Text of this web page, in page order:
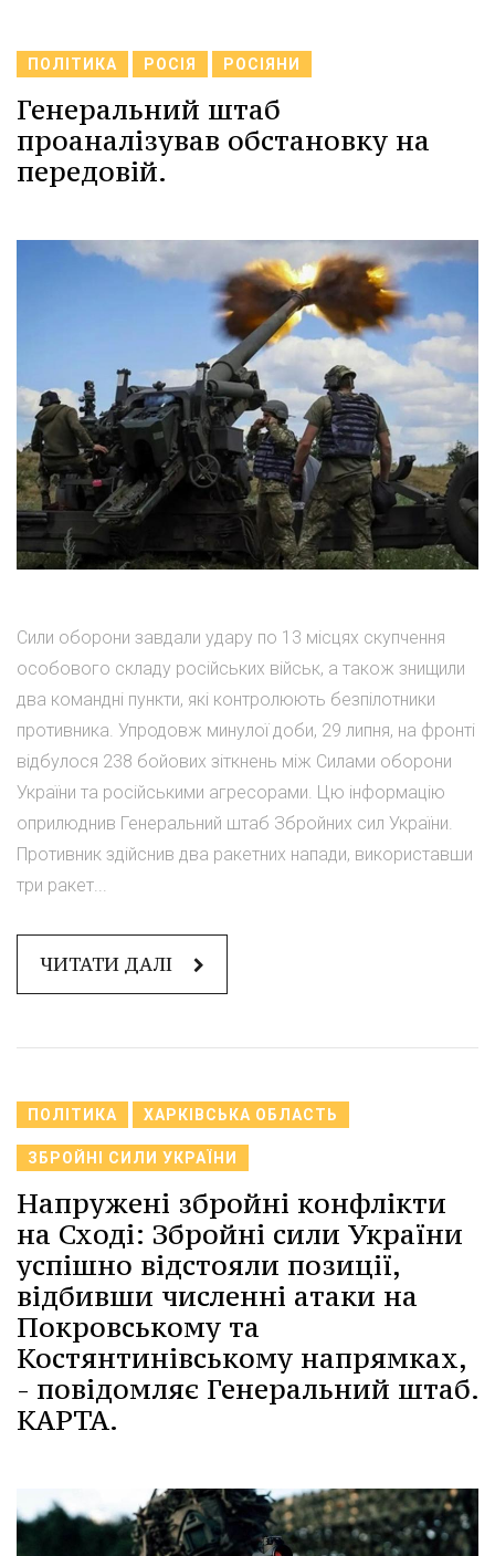
ПОЛІТИКА РОСІЯ РОСІЯНИ
Генеральний штаб
проаналізував обстановку на
передовій.
Сили оборони завдали удару по 13 місцях скупчення
особового складу російських військ, а також знищили
два командні пункти, які контролюють безпілотники
противника. Упродовж минулої доби, 29 липня, на фронті
відбулося 238 бойових зіткнень між Силами оборони
України та російськими агресорами. Цю інформацію
оприлюднив Генеральний штаб Збройних сил України.
Противник здійснив два ракетних напади, використавши
три ракет...
ЧИТАТИ ДАЛІ
ПОЛІТИКА ХАРКІВСЬКА ОБЛАСТЬ
ЗБРОЙНІ СИЛИ УКРАЇНИ
Напружені збройні конфлікти
на Сході: Збройні сили України
успішно відстояли позиції,
відбивши численні атаки на
Покровському та
Костянтинівському напрямках,
- повідомляє Генеральний штаб.
КАРТА.